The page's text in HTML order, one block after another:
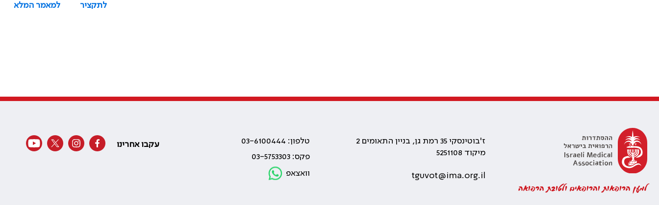
לתקציר
למאמר המלא
למען הרופאות והרופאים ולטובת הרפואה
ז'בוטינסקי 35 רמת גן, בניין התאומים 2
מיקוד 5251108
tguvot@ima.org.il
טלפון: 03-6100444
פקס: 03-5753303
וואצאפ
עקבו אחרינו